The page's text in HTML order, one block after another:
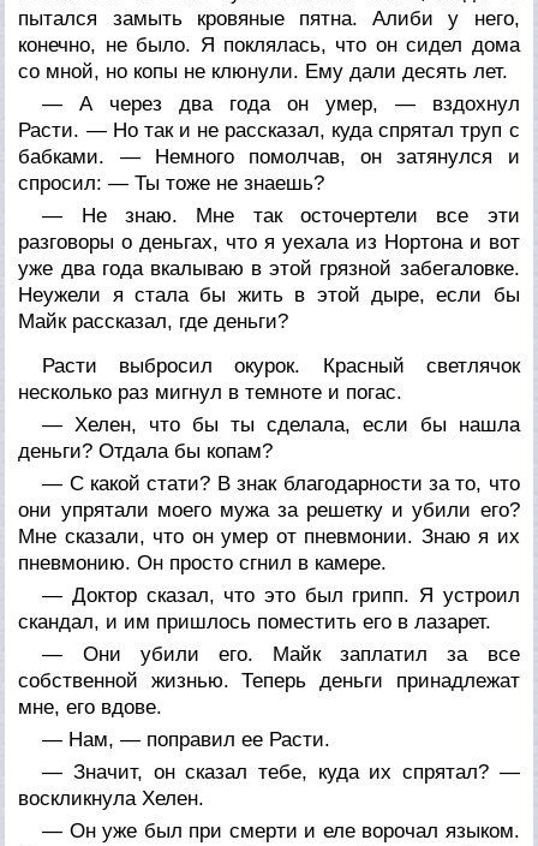
пытался замыть кровяные пятна. Алиби у него,
конечно, не было. Я поклялась, что он сидел дома
со мной, но копы не клюнули. Ему дали десять лет.
— А через два года он умер, — вздохнул
Расти. — Но так и не рассказал, куда спрятал труп с
бабками. — Немного помолчав, он затянулся и
спросил: — Ты тоже не знаешь?
— Не знаю. Мне так осточертели все эти
разговоры о деньгах, что я уехала из Нортона и вот
уже два года вкалываю в этой грязной забегаловке.
Неужели я стала бы жить в этой дыре, если бы
Майк рассказал, где деньги?
Расти выбросил окурок. Красный светлячок
несколько раз мигнул в темноте и погас.
— Хелен, что бы ты сделала, если бы нашла
деньги? Отдала бы копам?
— С какой стати? В знак благодарности за то, что
они упрятали моего мужа за решетку и убили его?
Мне сказали, что он умер от пневмонии. Знаю я их
пневмонию. Он просто сгнил в камере.
— Доктор сказал, что это был грипп. Я устроил
скандал, и им пришлось поместить его в лазарет.
— Они убили его. Майк заплатил за все
собственной жизнью. Теперь деньги принадлежат
мне, его вдове.
— Нам, — поправил ее Расти.
— Значит, он сказал тебе, куда их спрятал? —
воскликнула Хелен.
— Он уже был при смерти и еле ворочал языком.